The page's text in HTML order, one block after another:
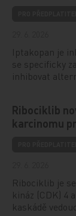
Iptakopan je
se specificky
inhibovat
Ribociklib
karcinomu
Ribociklib je
kináz (CDK) 4
kaskádě